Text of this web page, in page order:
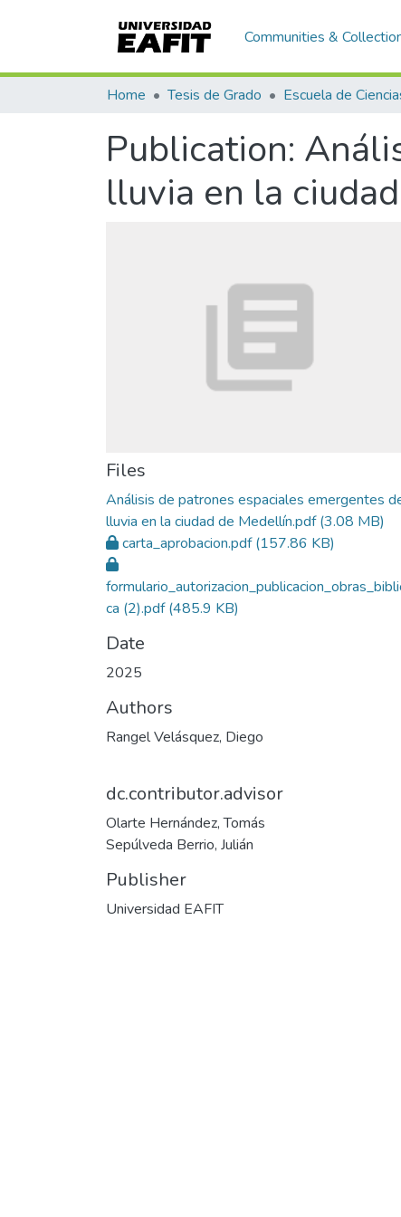
Communities &
Home Tesis de Grado
Publication:
lluvia en la
Files
Análisis de patrones espaciales emergentes
lluvia en la ciudad de Medellín.pdf(3.08 MB)
carta_aprobacion.pdf(157.86 KB)
ca (2).pdf(485.9 KB)
Date
2025
Authors
Rangel Velásquez, Diego
dc.contributor.advisor
Olarte Hernández, Tomás
Sepúlveda Berrio, Julián
Publisher
Universidad EAFIT